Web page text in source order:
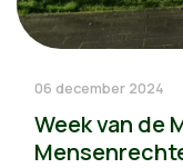
06 december 2024
Week van de